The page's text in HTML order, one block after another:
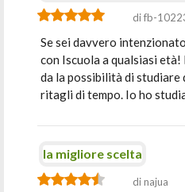
di fb-
Se sei davvero
con Iscuola a qualsiasi
da la possibilità di studiare
ritagli di tempo. Io ho
la migliore scelta
di najua